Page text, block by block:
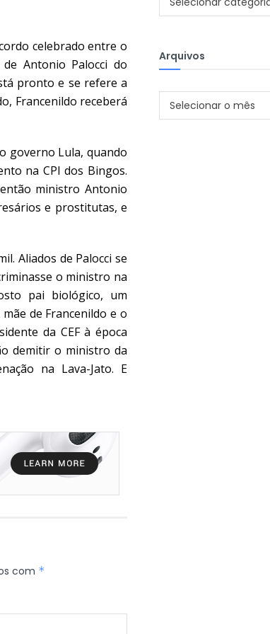
celebrado entre o
Antonio Palocci do
pronto e se refere a
Francenildo receberá
governo Lula, quando
na CPI dos Bingos.
ministro Antonio
e prostitutas, e
Aliados de Palocci se
o ministro na
pai biológico, um
de Francenildo e o
da CEF à época
demitir o ministro da
na Lava-Jato. E
com *
Arquivos
Arquivos
Selecionar o mês